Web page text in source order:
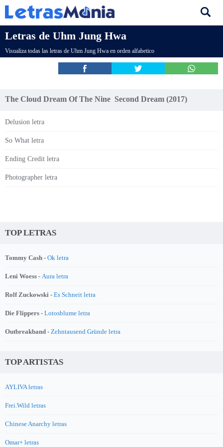
Letras de Uhm Jung Hwa
Visualiza todas las letras de Uhm Jung Hwa en orden alfabetico
The Cloud Dream Of The Nine  Second Dream (2017)
Delusion letra
So What letra
Ending Credit letra
Photographer letra
TOP LETRAS
Tommy Cash - Ok letra
Leni Woess - Aura letra
Rolf Zuckowski - Es Schneit letra
Die Flippers - Lotosblume letra
Outbreakband - Zehntausend Gründe letra
TOP ARTISTAS
AYLIVA letras
Frei.Wild letras
Chinese Anarchy letras
Omar+ letras